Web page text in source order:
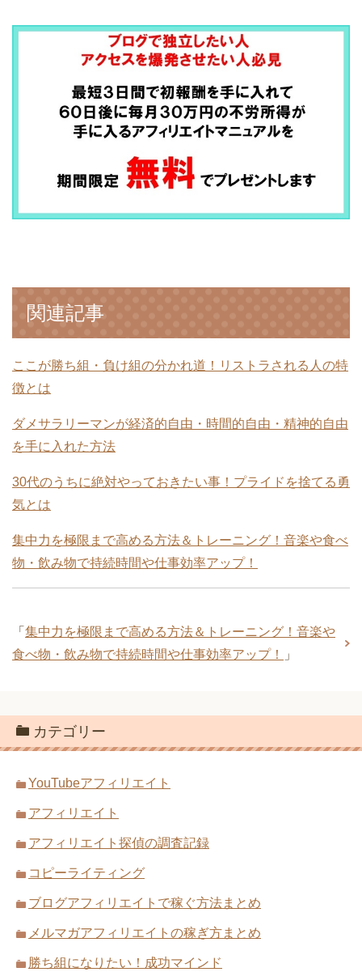
関連記事
ここが勝ち組・負け組の分かれ道！リストラされる人の特
徴とは
ダメサラリーマンが経済的自由・時間的自由・精神的自由
を手に入れた方法
30代のうちに絶対やっておきたい事！プライドを捨てる勇
気とは
集中力を極限まで高める方法＆トレーニング！音楽や食べ
物・飲み物で持続時間や仕事効率アップ！
「 集中力を極限まで高める方法＆トレーニング！音楽や
食べ物・飲み物で持続時間や仕事効率アップ！
」
カテゴリー
YouTubeアフィリエイト
アフィリエイト
アフィリエイト探偵の調査記録
コピーライティング
ブログアフィリエイトで稼ぐ方法まとめ
メルマガアフィリエイトの稼ぎ方まとめ
勝ち組になりたい！成功マインド